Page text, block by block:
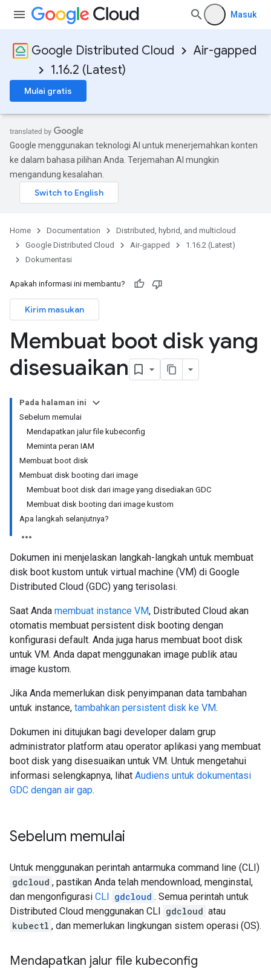
Masuk
Google Distributed Cloud
Air-gapped
1.16.2 (Latest)
Mulai gratis
Google menggunakan teknologi AI untuk menerjemahkan konten
ke dalam bahasa pilihan Anda. Terjemahan AI mungkin
mengandung kesalahan.
Home Documentation
Distributed, hybrid, and multicloud
Google Distributed Cloud
Air-gapped
1.16.2 (Latest)
Dokumentasi
Apakah informasi ini membantu?
Kirim masukan
Membuat boot disk yang
disesuaikan
Pada halaman ini
Sebelum memulai
Mendapatkan jalur file kubeconfig
Meminta peran IAM
Membuat boot disk
Membuat disk booting dari image
Membuat boot disk dari image yang disediakan GDC
Membuat disk booting dari image kustom
Apa langkah selanjutnya?
Dokumen ini menjelaskan langkah-langkah untuk membuat
disk boot kustom untuk virtual machine (VM) di Google
Distributed Cloud (GDC) yang terisolasi.
Saat Anda membuat instance VM, Distributed Cloud akan
otomatis membuat persistent disk booting dengan
konfigurasi default. Anda juga harus membuat boot disk
untuk VM. Anda dapat menggunakan image publik atau
image kustom.
Jika Anda memerlukan disk penyimpanan data tambahan
untuk instance, tambahkan persistent disk ke VM.
Dokumen ini ditujukan bagi developer dalam grup
administrator platform atau operator aplikasi yang membuat
boot disk yang disesuaikan untuk VM. Untuk mengetahui
informasi selengkapnya, lihat Audiens untuk dokumentasi
GDC dengan air gap.
Sebelum memulai
Untuk menggunakan perintah antarmuka command line (CLI)
gdcloud , pastikan Anda telah mendownload, menginstal,
dan mengonfigurasi CLI gdcloud . Semua perintah untuk
Distributed Cloud menggunakan CLI gdcloud atau
kubectl , dan memerlukan lingkungan sistem operasi (OS).
Mendapatkan jalur file kubeconfig